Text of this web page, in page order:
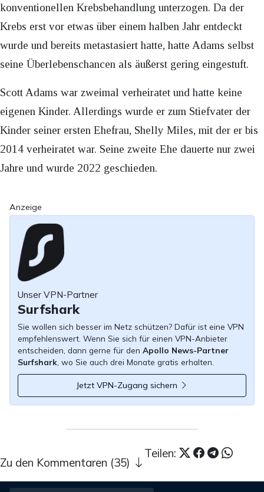
konventionellen Krebsbehandlung unterzogen. Da der
Krebs erst vor etwas über einem halben Jahr entdeckt
wurde und bereits metastasiert hatte, hatte Adams selbst
seine Überlebenschancen als äußerst gering eingestuft.
Scott Adams war zweimal verheiratet und hatte keine
eigenen Kinder. Allerdings wurde er zum Stiefvater der
Kinder seiner ersten Ehefrau, Shelly Miles, mit der er bis
2014 verheiratet war. Seine zweite Ehe dauerte nur zwei
Jahre und wurde 2022 geschieden.
Anzeige
Unser VPN-Partner
Surfshark
Sie wollen sich besser im Netz schützen? Dafür ist eine VPN
empfehlenswert. Wenn Sie sich für einen VPN-Anbieter
entscheiden, dann gerne für den Apollo News-Partner
Surfshark, wo Sie auch drei Monate gratis erhalten.
Jetzt VPN-Zugang sichern
Teilen:
Zu den Kommentaren (35)